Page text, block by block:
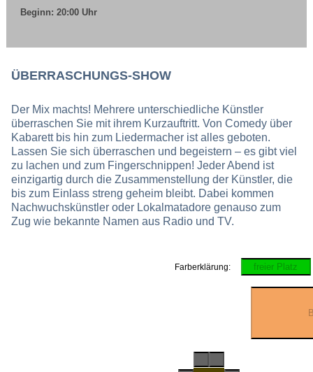
Beginn: 20:00 Uhr
ÜBERRASCHUNGS-SHOW
Der Mix machts! Mehrere unterschiedliche Künstler
überraschen Sie mit ihrem Kurzauftritt. Von Comedy über
Kabarett bis hin zum Liedermacher ist alles geboten.
Lassen Sie sich überraschen und begeistern – es gibt viel
zu lachen und zum Fingerschnippen! Jeder Abend ist
einzigartig durch die Zusammenstellung der Künstler, die
bis zum Einlass streng geheim bleibt. Dabei kommen
Nachwuchskünstler oder Lokalmatadore genauso zum
Zug wie bekannte Namen aus Radio und TV.
Farberklärung: freier Platz